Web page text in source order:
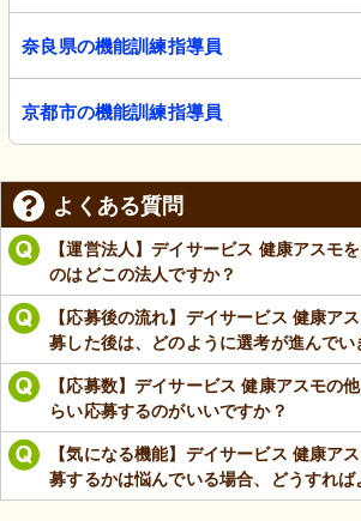
奈良県の機能訓練指導員
京都市の機能訓練指導員
よくある質問
【運営法人】デイサービス 健康アスモ
のはどこの法人ですか？
【応募後の流れ】デイサービス 健康ア
募した後は、どのように選考が進んでい
【応募数】デイサービス 健康アスモの
らい応募するのがいいですか？
【気になる機能】デイサービス 健康ア
募するかは悩んでいる場合、どうすれば